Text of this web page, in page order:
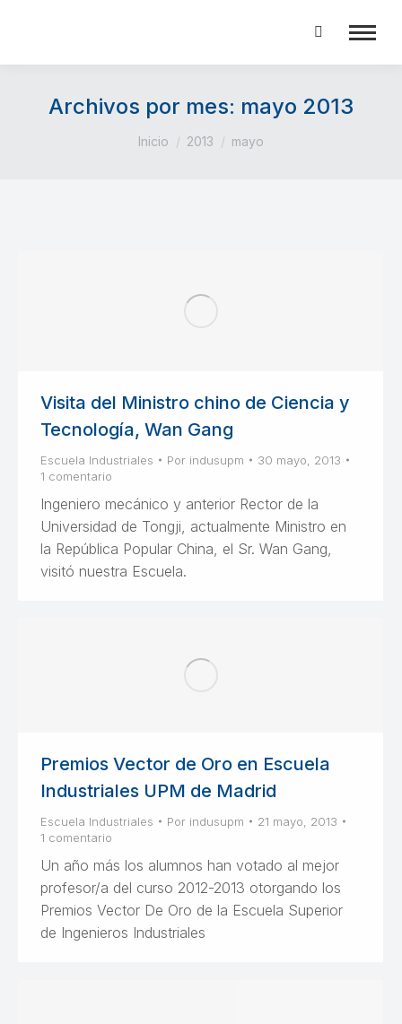
Buscar:
Archivos por mes: mayo 2013
Estás aquí:
Inicio 2013 mayo
Visita del Ministro chino de Ciencia y
Tecnología, Wan Gang
Escuela Industriales Por indusupm
30 mayo, 2013
1 comentario
Ingeniero mecánico y anterior Rector de la
Universidad de Tongji, actualmente Ministro en
la República Popular China, el Sr. Wan Gang,
visitó nuestra Escuela.
Premios Vector de Oro en Escuela
Industriales UPM de Madrid
Escuela Industriales Por indusupm
21 mayo, 2013
1 comentario
Un año más los alumnos han votado al mejor
profesor/a del curso 2012-2013 otorgando los
Premios Vector De Oro de la Escuela Superior
de Ingenieros Industriales